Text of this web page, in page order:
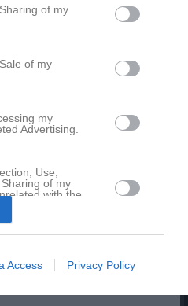
of my
of my
my
Advertising.
Use,
of my
with the
collected.
Access Privacy Policy
tävlingar och andra
alla är välkomna att ansöka om
individuella förutsättningar.
vi att åkaren bör kunna ta sig
olika träningsgrupper utifrån
ut på hemsida, facebook och